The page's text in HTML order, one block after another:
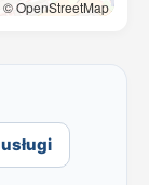
© OpenStreetMap